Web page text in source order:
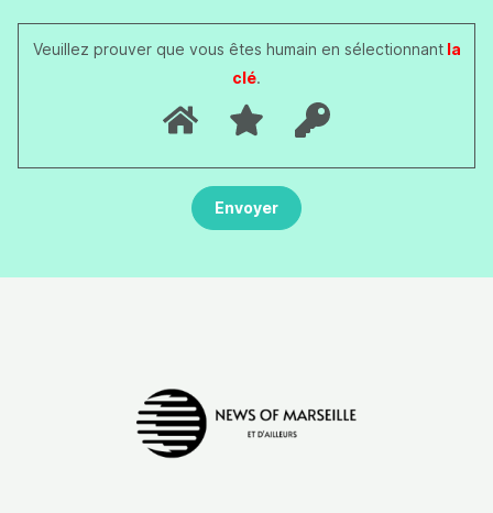
Veuillez prouver que vous êtes humain en sélectionnantla
clé.